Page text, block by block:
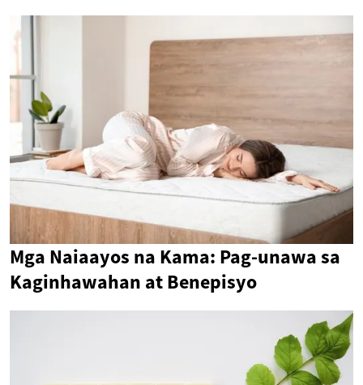
Mga Naiaayos na Kama: Pag-unawa sa
Kaginhawahan at Benepisyo